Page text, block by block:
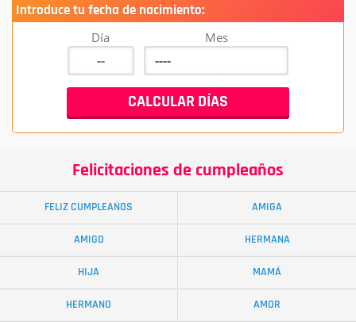
Introduce tu fecha de nacimiento:
Día Mes
Felicitaciones de cumpleaños
FELIZ CUMPLEAÑOS AMIGA
AMIGO HERMANA
HIJA MAMÁ
HERMANO AMOR